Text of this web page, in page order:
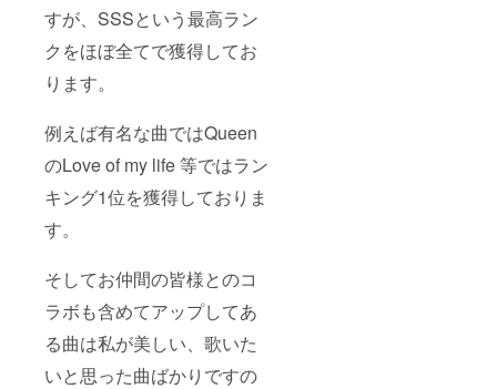
すが、SSSという最高ラン
クをほぼ全てで獲得してお
ります。
例えば有名な曲ではQueen
のLove of my life 等ではラン
キング1位を獲得しておりま
す。
そしてお仲間の皆様とのコ
ラボも含めてアップしてあ
る曲は私が美しい、歌いた
いと思った曲ばかりですの